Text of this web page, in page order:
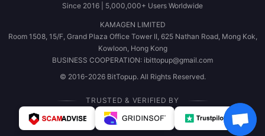
Since 2016 | 5,000,000+ Users Worldwide
KAMAGEN LIMITED
Room 1508, 15/F, Grand Plaza Office Tower II, 625 Nathan Road, Mong Kok,
Kowloon, Hong Kong
BUSINESS COOPERATION: ibittopup@gmail.com
© 2016-2026 BitTopup. All Rights Reserved.
TRUSTED & VERIFIED BY